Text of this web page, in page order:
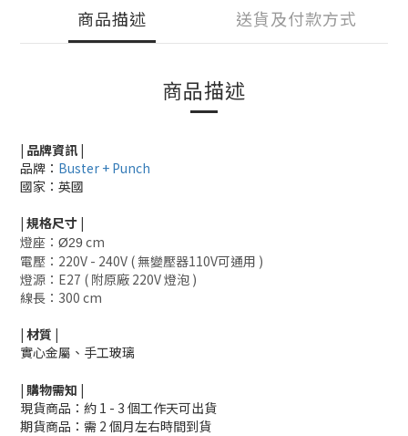
商品描述 送貨及付款方式
商品描述
| 品牌資訊 |
品牌： Buster + Punch
國家：英國
| 規格尺寸 |
燈座： Ø29 cm
電壓：220V - 240V ( 無變壓器110V可通用 )
燈源：E27 ( 附原廠 220V 燈泡 )
線長：300 cm
| 材質 |
實心金屬、手工玻璃
| 購物需知 |
現貨商品：約 1 - 3 個工作天可出貨
期貨商品：需 2 個月左右時間到貨